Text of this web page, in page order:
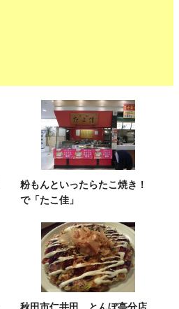
粉もんといったらたこ焼き！
で「たこ佳」